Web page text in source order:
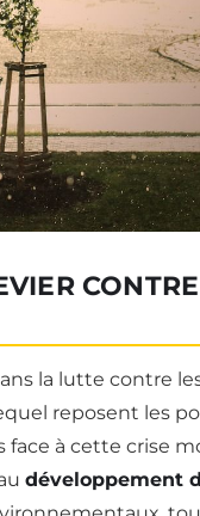
la lutte contre
reposent les
à cette crise
développement